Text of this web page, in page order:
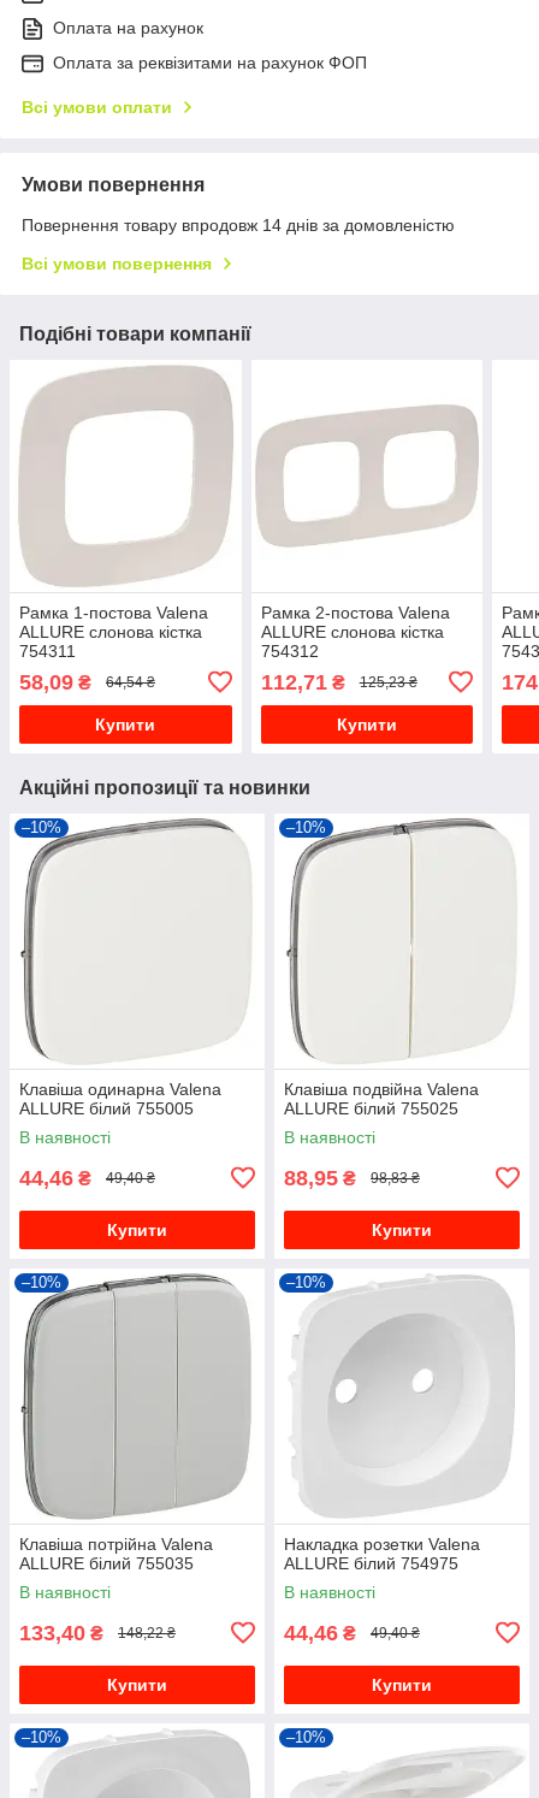
Оплата на рахунок
Оплата за реквізитами на рахунок ФОП
Всі умови оплати
Умови повернення
Повернення товару впродовж 14 днів за домовленістю
Всі умови повернення
Подібні товари компанії
Рамка 1-постова Valena
ALLURE слонова кістка
754311
58,09 ₴ 64,54 ₴
Купити
Рамка 2-постова Valena
ALLURE слонова кістка
754312
112,71₴ 125,23 ₴
Купити
Акційні пропозиції та новинки
–10%
Клавіша одинарна Valena
ALLURE білий 755005
В наявності
44,46 ₴ 49,40 ₴
Купити
–10%
Клавіша подвійна Valena
ALLURE білий 755025
В наявності
88,95 ₴ 98,83 ₴
Купити
–10%
Клавіша потрійна Valena
ALLURE білий 755035
В наявності
133,40 ₴ 148,22 ₴
Купити
–10%
Накладка розетки Valena
ALLURE білий 754975
В наявності
44,46 ₴ 49,40 ₴
Купити
–10% –10%